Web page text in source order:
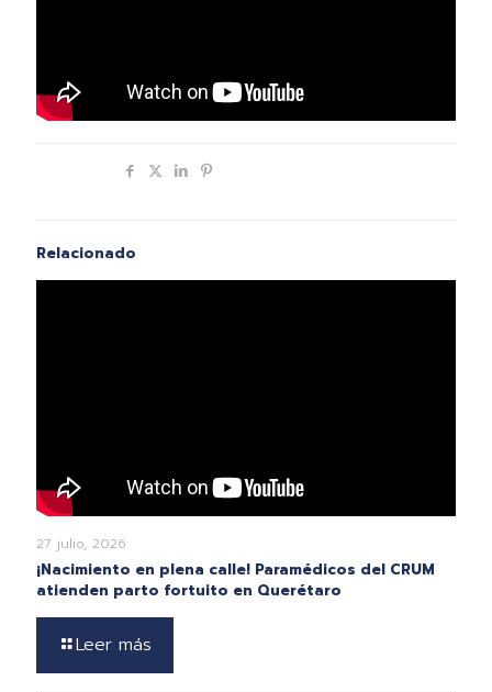
Relacionado
27 julio, 2026
¡Nacimiento en plena calle! Paramédicos del CRUM
atienden parto fortuito en Querétaro
Leer más